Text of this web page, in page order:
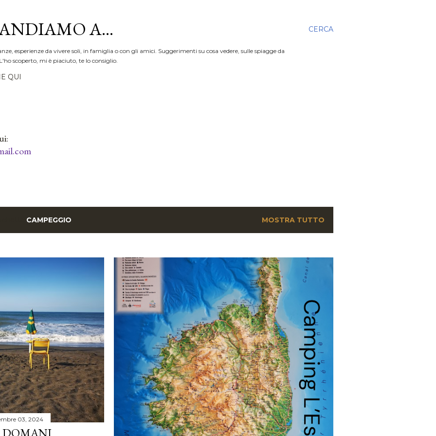
CERCA
A...
esperienze da vivere soli, in famiglia o con gli amici. Suggerimenti su cosa vedere, sulle spiagge da
scoperto, mi è piaciuto, te lo consiglio.
QUI
CAMPEGGIO MOSTRA TUTTO
03, 2024
DOMANI